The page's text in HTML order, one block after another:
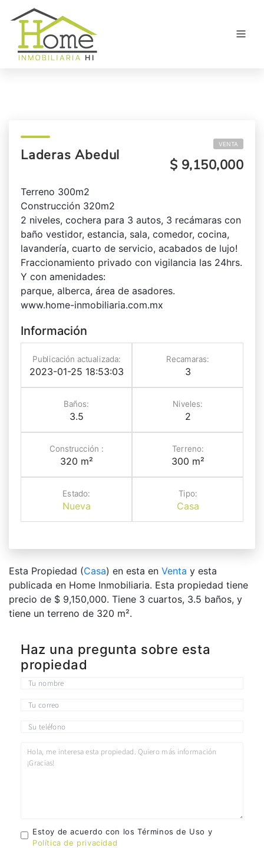
Laderas Abedul
VENTA
$ 9,150,000
Terreno 300m2
Construcción 320m2
2 niveles, cochera para 3 autos, 3 recámaras con
baño vestidor, estancia, sala, comedor, cocina,
lavandería, cuarto de servicio, acabados de lujo!
Fraccionamiento privado con vigilancia las 24hrs.
Y con amenidades:
parque, alberca, área de asadores.
www.home-inmobiliaria.com.mx
Información
Publicación actualizada:
2023-01-25 18:53:03
Recamaras:
3
Baños:
3.5
Niveles:
2
Construcción :
320 m²
Terreno:
300 m²
Estado:
Nueva
Tipo:
Casa
Esta Propiedad (Casa) en esta en Venta y esta
publicada en Home Inmobiliaria. Esta propiedad tiene
precio de $ 9,150,000. Tiene 3 сuartos, 3.5 baños, y
tiene un terreno de 320 m².
Haz una pregunta sobre esta
propiedad
Estoy de acuerdo con los Términos de Uso y
Política de privacidad